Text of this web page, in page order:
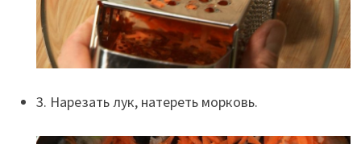
3. Нарезать лук, натереть морковь.